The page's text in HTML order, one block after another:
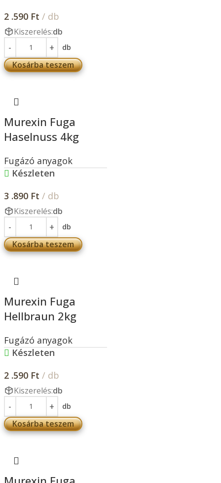
2 .590 Ft / db
Kiszerelés:db
db
Kosárba teszem
Murexin Fuga
Haselnuss 4kg
Fugázó anyagok
Készleten
3 .890 Ft / db
Kiszerelés:db
db
Kosárba teszem
Murexin Fuga
Hellbraun 2kg
Fugázó anyagok
Készleten
2 .590 Ft / db
Kiszerelés:db
db
Kosárba teszem